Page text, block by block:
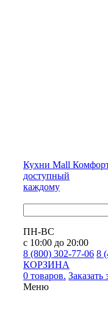
Кухни Mall
доступный
каждому
ПН-ВС
с 10:00 до 20:00
8 (800) 302-77-06 8
КОРЗИНА
0 товаров. Заказать
Меню